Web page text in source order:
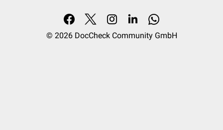
© 2026 DocCheck Community GmbH